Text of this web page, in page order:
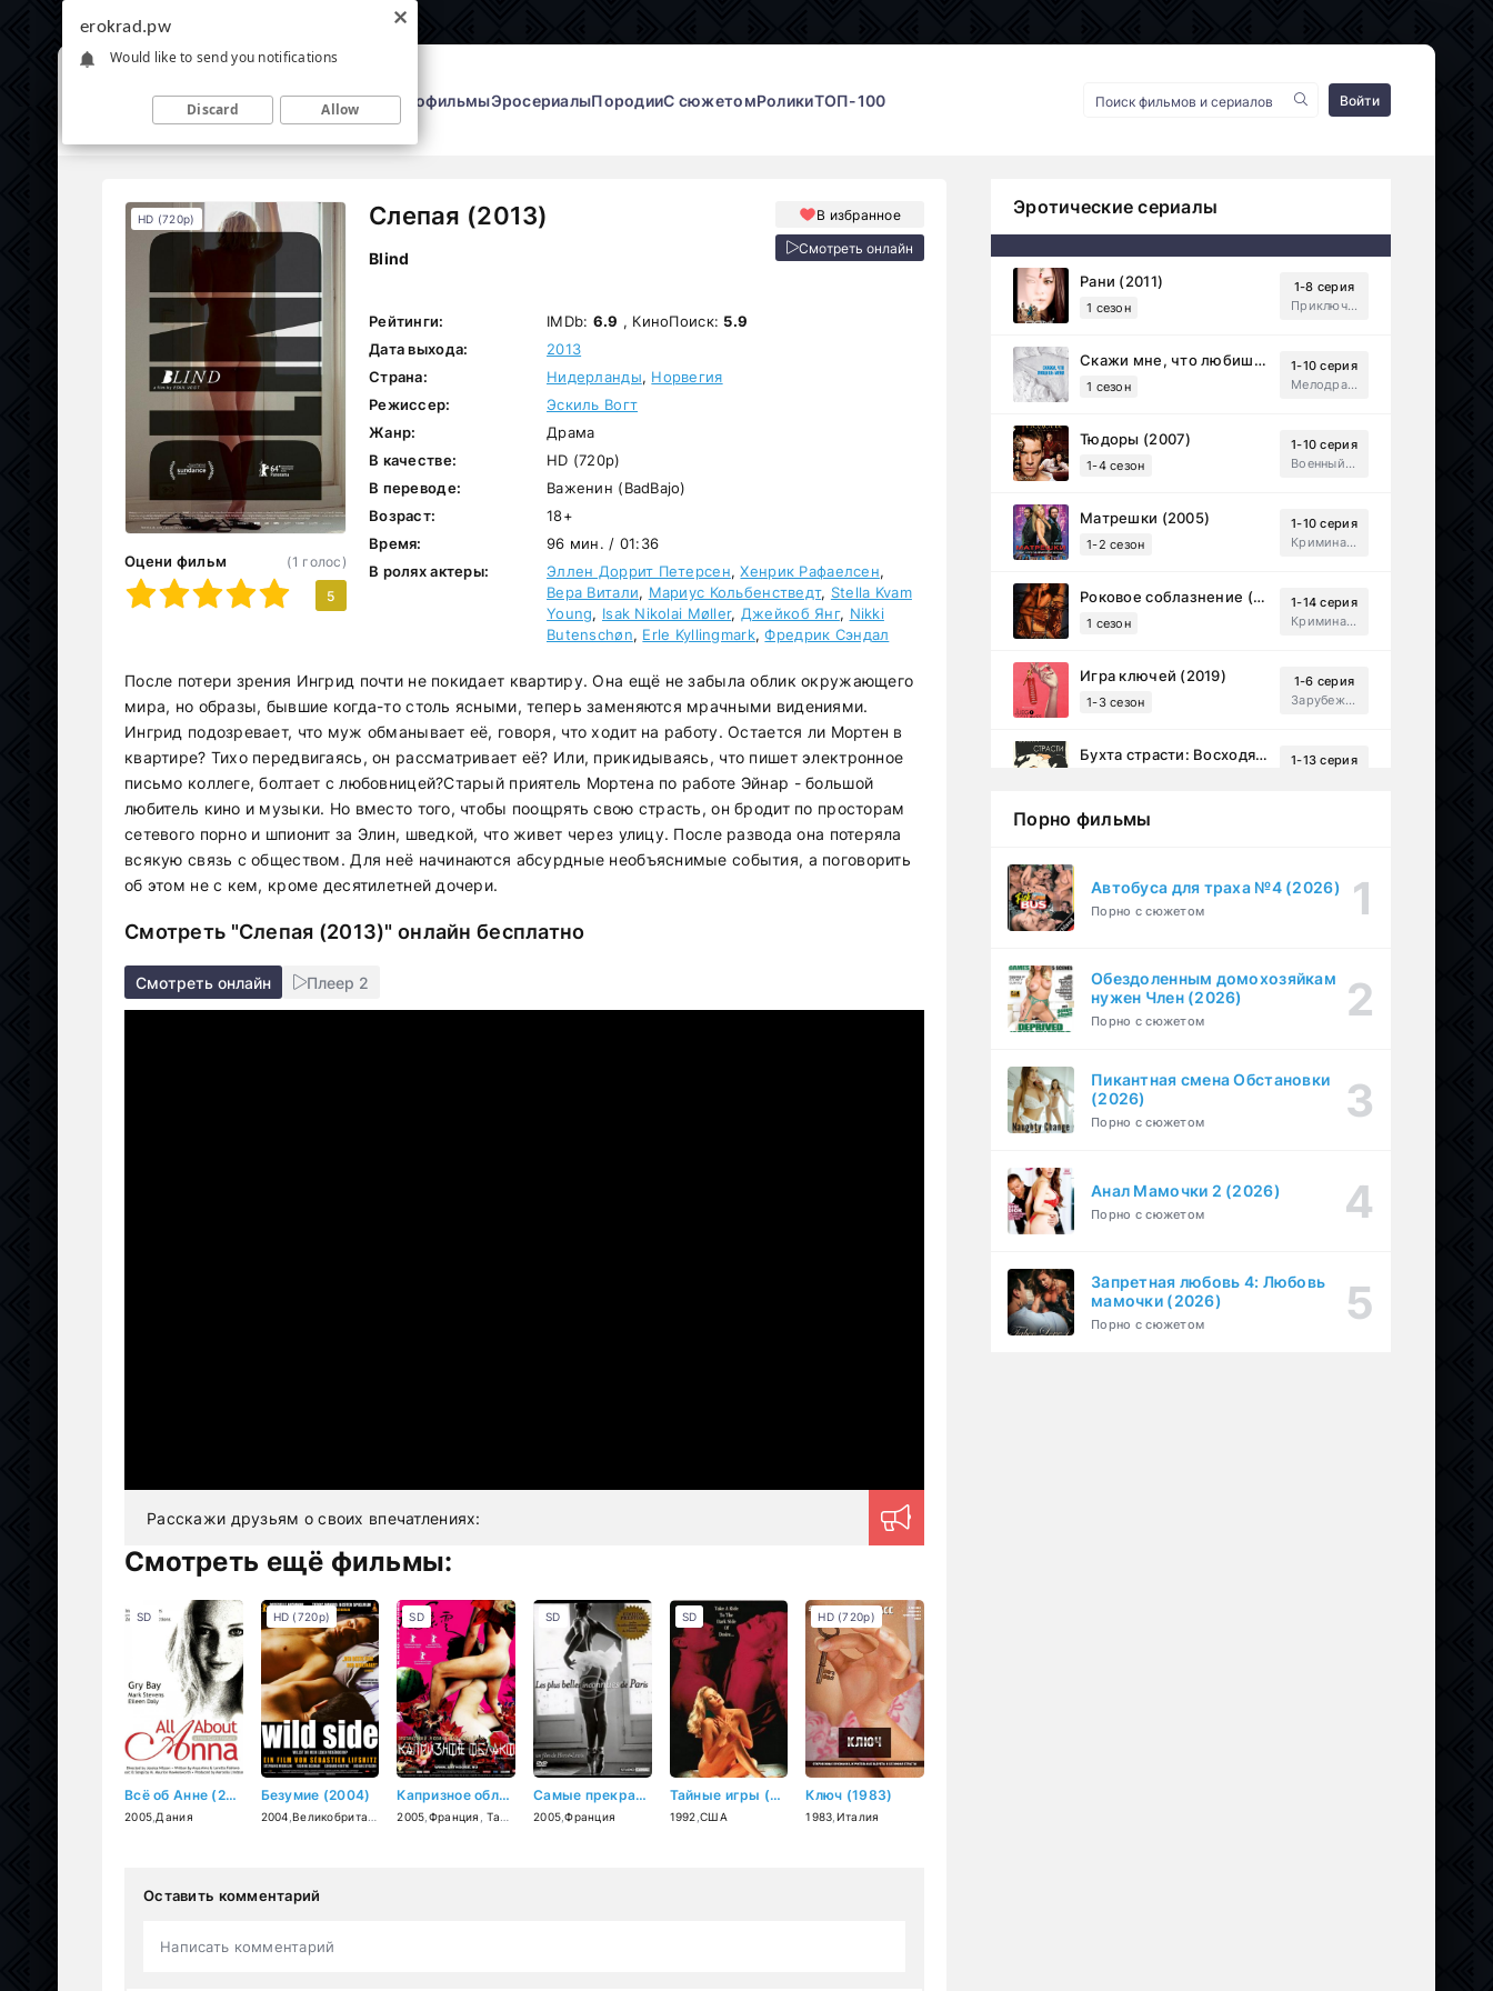
ЭрофильмыЭросериалыПородииС сюжетомРоликиТОП-100 Войти
Слепая (2013)
Blind
В избранное
Смотреть онлайн
HD (720p)
Оцени фильм
5
(1 голос)
5
Рейтинги: IMDb: 6.9 , КиноПоиск: 5.9
Дата выхода:
2013
Страна:
Нидерланды, Норвегия
Режиссер:
Эскиль Вогт
Жанр:
Драма
В качестве:
HD (720p)
В переводе:
Важенин (BadBajo)
Возраст:
18+
Время:
96 мин. / 01:36
В ролях актеры:
Эллен Доррит Петерсен,Хенрик Рафаелсен,
Вера Витали, Мариус Кольбенстведт, Stella Kvam
Young, Isak Nikolai Møller, Джейкоб Янг, Nikki
Butenschøn, Erle Kyllingmark,Фредрик Сэндал
После потери зрения Ингрид почти не покидает квартиру. Она ещё не забыла облик окружающего
мира, но образы, бывшие когда-то столь ясными, теперь заменяются мрачными видениями.
Ингрид подозревает, что муж обманывает её, говоря, что ходит на работу. Остается ли Мортен в
квартире? Тихо передвигаясь, он рассматривает её? Или, прикидываясь, что пишет электронное
письмо коллеге, болтает с любовницей?Старый приятель Мортена по работе Эйнар - большой
любитель кино и музыки. Но вместо того, чтобы поощрять свою страсть, он бродит по просторам
сетевого порно и шпионит за Элин, шведкой, что живет через улицу. После развода она потеряла
всякую связь с обществом. Для неё начинаются абсурдные необъяснимые события, а поговорить
об этом не с кем, кроме десятилетней дочери.
Смотреть "Слепая (2013)" онлайн бесплатно
Смотреть онлайн Плеер 2
Расскажи друзьям о своих впечатлениях:
Смотреть ещё фильмы:
Всё об Анне (2005)
2005 Дания
SD
Безумие (2004)
2004 ,Великобритания Франция,Бельгия
HD (720p)
Капризное облако (2005)
2005 Франция ,Тайвань
SD
Самые прекрасные незнакомки Парижа (2005)
2005 ,Франция
SD
Тайные игры (1992)
1992 ,США
SD
Ключ (1983)
1983 Италия
HD (720p)
Оставить комментарий
Написать комментарий
Эротические сериалы
Рани (2011)
1 сезон
1-8 серия
Приключения, Зарубежный, Мелодрама
Скажи мне, что любишь меня (2007)
1 сезон
1-10 серия
Мелодрама, Драма
Тюдоры (2007)
1-4 сезон
1-10 серия
Военный, Исторический, Зарубежный, Мелодрама, Драма
Матрешки (2005)
1-2 сезон
1-10 серия
Криминал, Драма
Роковое соблазнение (2023)
1 сезон
1-14 серия
Криминал, Мистический, Триллер, Драма
Игра ключей (2019)
1-3 сезон
1-6 серия
Зарубежный, Мелодрама, Драма
Бухта страсти: Восходящие звезды (2000)
1-13 серия
Эйфория (2019)
Бисексуалка (2018)
Сутенёры (2023)
1 сезон
1-6 серия
Порно фильмы
Автобуса для траха №4 (2026)
Порно с сюжетом
Обездоленным домохозяйкам
нужен Член (2026)
Порно с сюжетом
Пикантная смена Обстановки
(2026)
Порно с сюжетом
Анал Мамочки 2 (2026)
Порно с сюжетом
Запретная любовь 4: Любовь
мамочки (2026)
Порно с сюжетом
erokrad.pw
Would like to send you notifications
Discard Allow